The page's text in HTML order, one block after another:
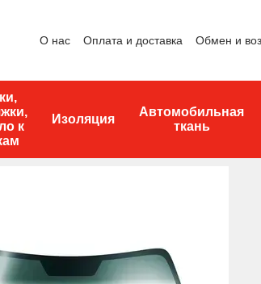
О нас Оплата и доставка Обмен и
к
Изоляция
Автомобильная
ткань